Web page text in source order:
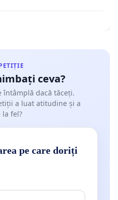
ceva?
întâmplă dacă tăceți.
a luat atitudine și a
la fel?
pe care doriți